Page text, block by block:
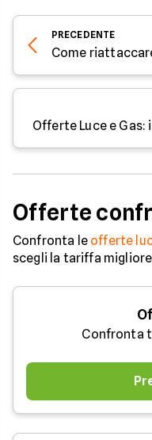
PRECEDENTE
Offerte
Confronta le offerte
scegli la tariffa
Confronta